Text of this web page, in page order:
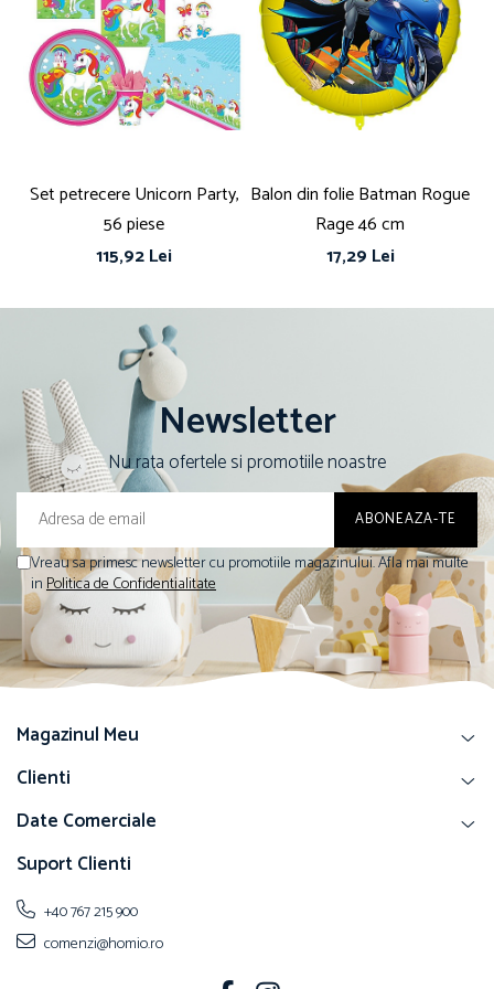
Set petrecere Unicorn Party,
56 piese
115,92 Lei
Balon din folie Batman Rogue
Rage 46 cm
17,29 Lei
Newsletter
Nu rata ofertele si promotiile noastre
Vreau sa primesc newsletter cu promotiile magazinului. Afla mai multe
inPolitica de Confidentialitate
Magazinul Meu
Clienti
Date Comerciale
Suport Clienti
+40 767 215 900
comenzi@homio.ro